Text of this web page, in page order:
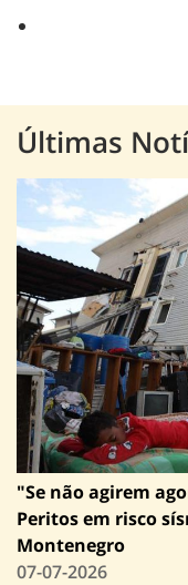
Últimas
"Se não agirem
Peritos em risco
Montenegro
07-07-2026